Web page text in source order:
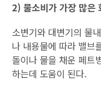
2) 물소비가 가장 많은
소변기와 대변기의 물
나 내용물에 따라 밸브
돌이나 물을 채운 페트
하는데 도움이 된다.